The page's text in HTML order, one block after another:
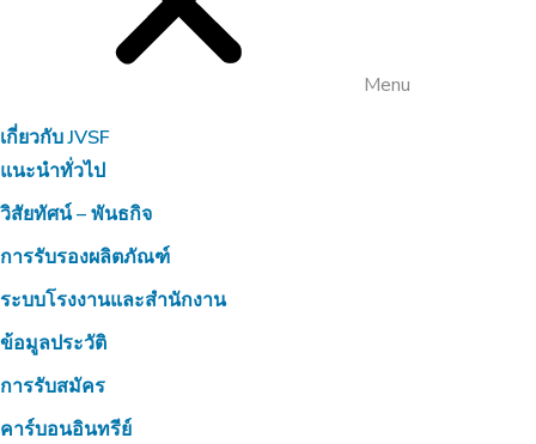
Menu
เกี่ยวกับ JVSF
แนะนำทั่วไป
วิสัยทัศน์ – พันธกิจ
การรับรองผลิตภัณฑ์
ระบบโรงงานและสำนักงาน
ข้อมูลประวัติ
การรับสมัคร
คาร์บอนอินทรีย์